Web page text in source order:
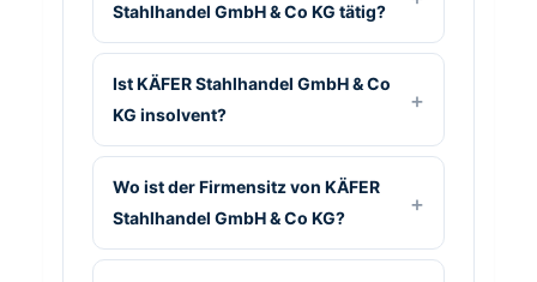
Stahlhandel GmbH & Co KG tätig?
Ist KÄFER Stahlhandel GmbH & Co
KG insolvent?
Wo ist der Firmensitz von KÄFER
Stahlhandel GmbH & Co KG?